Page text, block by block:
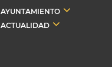
AYUNTAMIENTO
ACTUALIDAD